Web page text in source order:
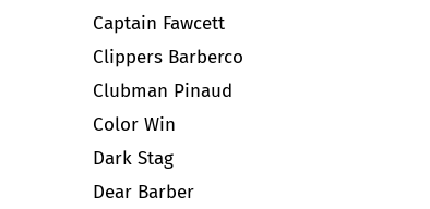
Captain Fawcett
Clippers Barberco
Clubman Pinaud
Color Win
Dark Stag
Dear Barber